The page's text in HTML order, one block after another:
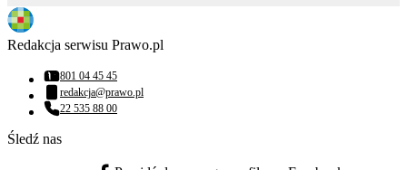
Redakcja serwisu Prawo.pl
Numer telefonu:
801 04 45 45
Adres email:
redakcja@prawo.pl
Numer telefonu:
22 535 88 00
Śledź nas